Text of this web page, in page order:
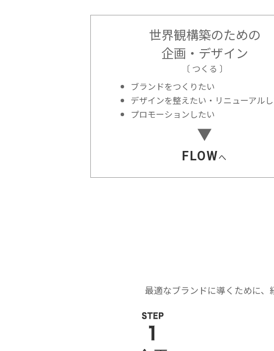
世界観構築のための
企画・デザイン
〔 つくる 〕
ブランドをつくりたい
デザインを整えたい・リニューアル
プロモーションしたい
FLOWへ
最適なブランドに導くために、